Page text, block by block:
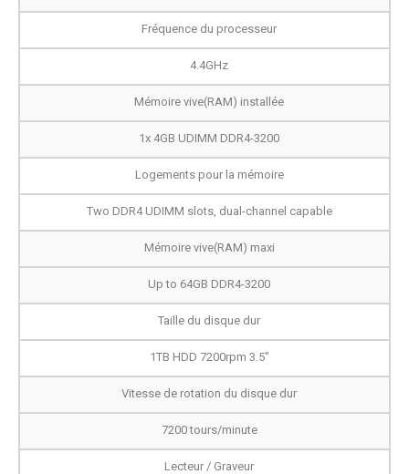
Fréquence du processeur
4.4GHz
Mémoire vive(RAM) installée
1x 4GB UDIMM DDR4-3200
Logements pour la mémoire
Two DDR4 UDIMM slots, dual-channel capable
Mémoire vive(RAM) maxi
Up to 64GB DDR4-3200
Taille du disque dur
1TB HDD 7200rpm 3.5"
Vitesse de rotation du disque dur
7200 tours/minute
Lecteur / Graveur